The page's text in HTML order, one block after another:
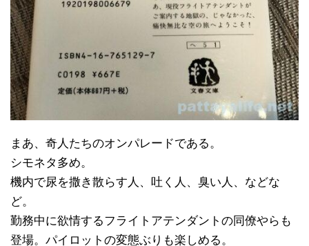
まあ、奇人たちのオンパレードである。
シモネタ多め。
機内で尿を撒き散らす人、吐く人、臭い人、などな
ど。
勤務中に欲情するフライトアテンダントの同僚やらも
登場。パイロットの変態ぶりも楽しめる。